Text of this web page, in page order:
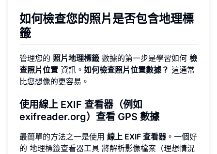
如何檢查您的照片是否包含地理標
籤
管理您的 照片地理標籤 數據的第一步是學習如何 檢
查照片位置 資訊。 如何檢查照片位置數據？ 這通常
比您想像的更容易。
使用線上 EXIF 查看器（例如
exifreader.org）查看 GPS 數據
最簡單的方法之一是使用 線上 EXIF 查看器 。一個好
的 地理標籤查看器工具 將解析影像檔案（理想情況